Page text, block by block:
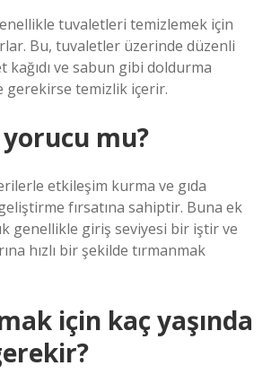
tuvaletleri temizlemek için
Bu, tuvaletler üzerinde düzenli
ve sabun gibi doldurma
gerekirse temizlik içerir.
mu?
etkileşim kurma ve gıda
fırsatına sahiptir. Buna ek
genellikle giriş seviyesi bir iştir ve
hızlı bir şekilde tırmanmak
için kaç yaşında